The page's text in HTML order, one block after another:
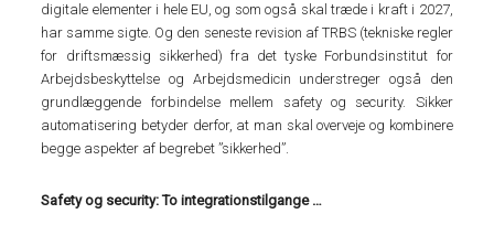
digitale elementer i hele EU, og som også skal træde i kraft i 2027,
har samme sigte. Og den seneste revision af TRBS (tekniske regler
for driftsmæssig sikkerhed) fra det tyske Forbundsinstitut for
Arbejdsbeskyttelse og Arbejdsmedicin understreger også den
grundlæggende forbindelse mellem safety og security. Sikker
automatisering betyder derfor, at man skal overveje og kombinere
begge aspekter af begrebet ”sikkerhed”.
Safety og security: To integrationstilgange …